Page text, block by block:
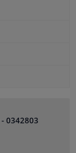
- 0342803